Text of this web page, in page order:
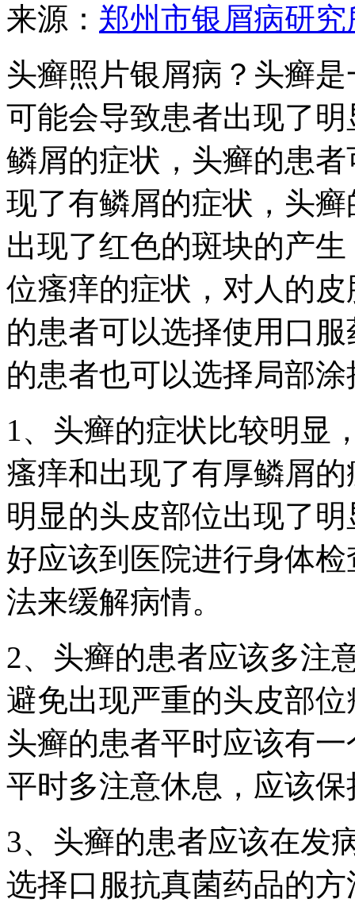
来源： 郑州市银屑病研究
头癣照片银屑病？头癣
可能会导致患者出现了
鳞屑的症状，头癣的患
现了有鳞屑的症状，头
出现了红色的斑块的产
位瘙痒的症状，对人的
的患者可以选择使用口
的患者也可以选择局部
1、头癣的症状比较明显
瘙痒和出现了有厚鳞屑
明显的头皮部位出现了
好应该到医院进行身体
法来缓解病情。
2、头癣的患者应该多注
避免出现严重的头皮部
头癣的患者平时应该有
平时多注意休息，应该
3、头癣的患者应该在发
选择口服抗真菌药品的